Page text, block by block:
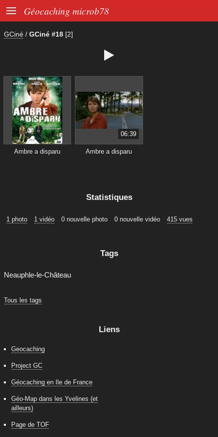
 Géocaching microb78
GCiné / GCiné #18 [2]

Ambre a disparu
06:39
Ambre a disparu
Statistiques
1 photo 1 vidéo 0 nouvelle photo 0 nouvelle vidéo 415 vues
Tags
Neauphle-le-Château
Tous les tags
Liens
Geocaching
Project GC
Géocaching en Ile de France
Géo-Map dans les Yvelines (et
ailleurs)
Page de TOF